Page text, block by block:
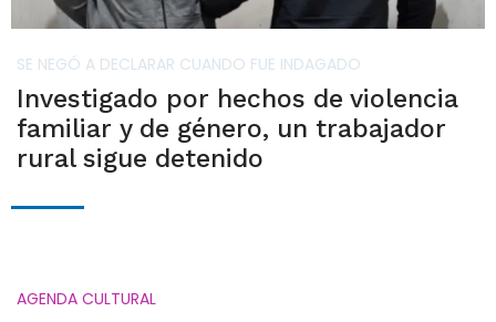
SE NEGÓ A DECLARAR CUANDO FUE INDAGADO
Investigado por hechos de violencia
familiar y de género, un trabajador
rural sigue detenido
AGENDA CULTURAL